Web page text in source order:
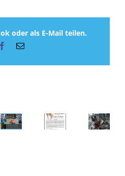
oder als E-Mail teilen.
Facebook
E-